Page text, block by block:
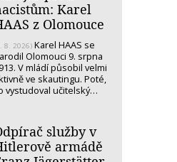
Karel
z Olomouce
8. 2026) Karel HAAS se
Olomouci 9. srpna
V mládí působil velmi
ve skautingu. Poté,
vystudoval učitelský…
služby v
armádě